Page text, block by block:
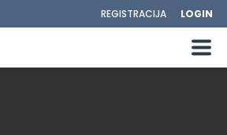
REGISTRACIJA LOGIN